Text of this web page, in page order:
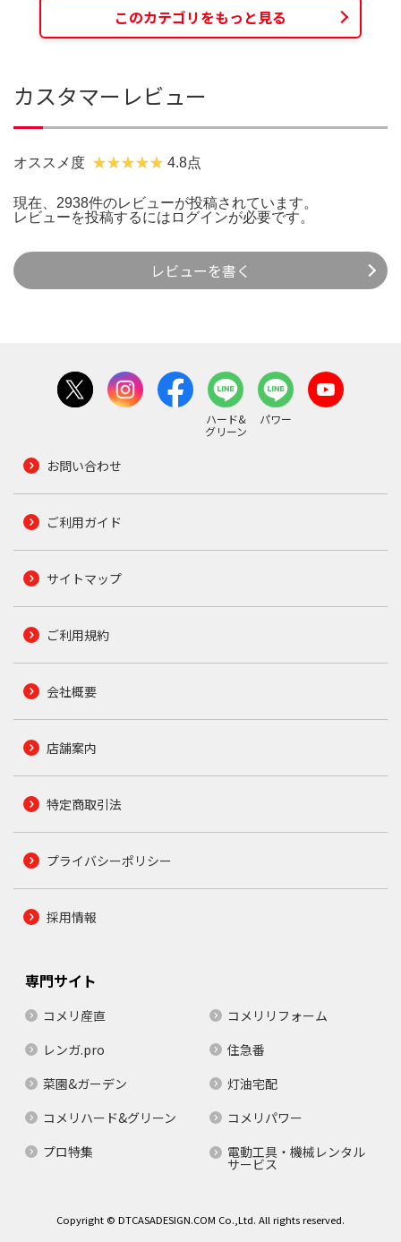
このカテゴリをもっと見る
カスタマーレビュー
オススメ度 4.8点
現在、2938件のレビューが投稿されています。
レビューを投稿するには ログインが必要です。
レビューを書く
ハード&
グリーン
パワー
お問い合わせ
ご利用ガイド
サイトマップ
ご利用規約
会社概要
店舗案内
特定商取引法
プライバシーポリシー
採用情報
専門サイト
コメリ産直
コメリリフォーム
レンガ.pro
住急番
菜園&ガーデン
灯油宅配
コメリハード&グリーン
コメリパワー
プロ特集
電動工具・機械レンタル
サービス
Copyright © DTCASADESIGN.COM Co.,Ltd. All rights reserved.